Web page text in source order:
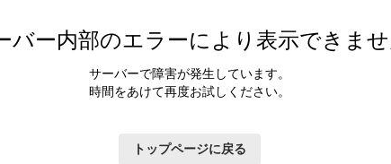
バー内部のエラーにより表示できま
サーバーで障害が発生しています。
時間をあけて再度お試しください。
トップページに戻る